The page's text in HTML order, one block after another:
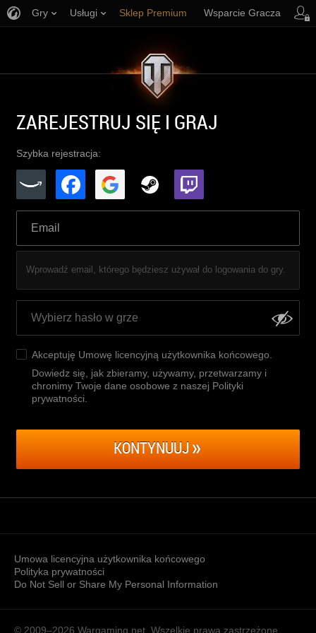
Gry Usługi Sklep Premium Wsparcie Gracza
ZAREJESTRUJ SIĘ I GRAJ
Szybka rejestracja:
Wprowadź email, którego będziesz używał do logowania do gry.
Akceptuję Umowę licencyjną użytkownika końcowego
Dowiedz się, jak zbieramy, używamy, przetwarzamy i
chronimy Twoje dane osobowe z naszej Polityki
prywatności
KONTYNUUJ
Umowa licencyjna użytkownika końcowego
Polityka prywatności
Do Not Sell or Share My Personal Information
© 2009–2026 Wargaming.net. Wszelkie prawa zastrzeżone.